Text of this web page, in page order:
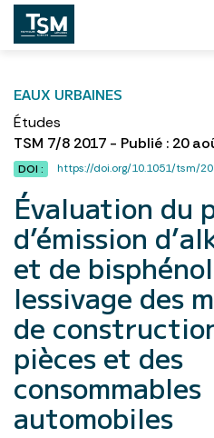
EAUX URBAINES
Études
TSM 7/8 2017 - Publié : 20
DOI : https://doi.org/10.1051/tsm/
Évaluation du
d’émission
et de
lessivage des
de
pièces et des
consommables
automobiles